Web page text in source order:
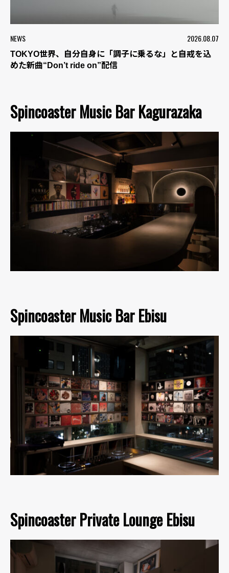
NEWS 2026.08.07
TOKYO世界、自分自身に「調子に乗るな」と自戒を込
めた新曲“Don’t ride on”配信
Spincoaster Music Bar Kagurazaka
Spincoaster Music Bar Ebisu
Spincoaster Private Lounge Ebisu